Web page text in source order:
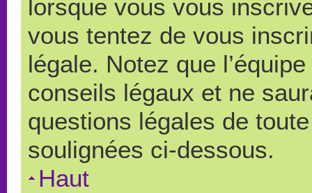
lorsque vous vous
vous tentez de vous
légale. Notez que
conseils légaux et ne
questions légales de
soulignées ci-dessous.
Haut